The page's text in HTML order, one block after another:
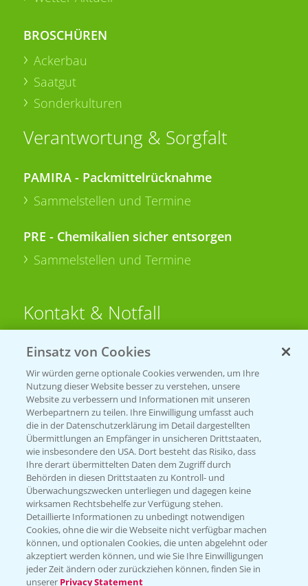
BROSCHÜREN
Ackerbau
Saatgut
Sonderkulturen
Verantwortung & Sorgfalt
PAMIRA - Packmittelrücknahme
Sammelstellen und Termine
PRE - Chemikalien sicher entsorgen
Sammelstellen und Termine
Kontakt & Notfall
Beratung auf WhatsApp
T.+49 (0)174 346 564 1
KONTAKT
Hilfe in Notfällen
T.+49 (0)214/30-20220
Folgen Sie uns
Einsatz von Cookies
Wir würden gerne optionale Cookies verwenden, um Ihre
Nutzung dieser Website besser zu verstehen, unsere
Website zu verbessern und Informationen mit unseren
Werbepartnern zu teilen. Ihre Einwilligung umfasst auch
die in der Datenschutzerklärung im Detail dargestellten
Übermittlungen an Empfänger in unsicheren Drittstaaten,
wie insbesondere den USA. Dort besteht das Risiko, dass
Ihre derart übermittelten Daten dem Zugriff durch
Behörden in diesen Drittstaaten zu Kontroll- und
Überwachungszwecken unterliegen und dagegen keine
wirksamen Rechtsbehelfe zur Verfügung stehen.
Detaillierte Informationen zu unbedingt notwendigen
Cookies, ohne die wir die Webseite nicht verfügbar machen
können, und optionalen Cookies, die unten abgelehnt oder
akzeptiert werden können, und wie Sie Ihre Einwilligungen
jeder Zeit ändern oder zurückziehen können, finden Sie in
unserer Privacy Statement